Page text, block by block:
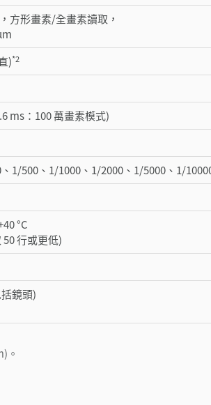
方形畫素/全畫素讀取，
)*2
ms：100 萬畫素模式)
1/500、1/1000、1/2000、1/5000、1/
°C
50 行或更低)
鏡頭)
。